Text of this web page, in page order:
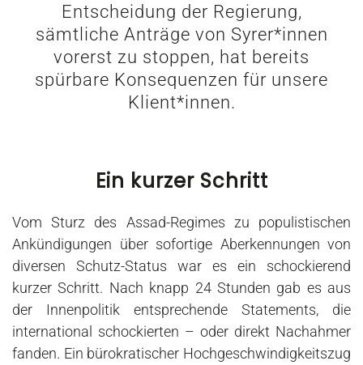
Entscheidung der Regierung,
sämtliche Anträge von Syrer*innen
vorerst zu stoppen, hat bereits
spürbare Konsequenzen für unsere
Klient*innen.
Ein kurzer Schritt
Vom Sturz des Assad-Regimes zu populistischen
Ankündigungen über sofortige Aberkennungen von
diversen Schutz-Status war es ein schockierend
kurzer Schritt. Nach knapp 24 Stunden gab es aus
der Innenpolitik entsprechende Statements, die
international schockierten – oder direkt Nachahmer
fanden. Ein bürokratischer Hochgeschwindigkeitszug